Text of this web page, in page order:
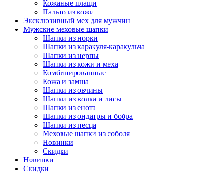
Кожаные плащи
Пальто из кожи
Эксклюзивный мех для мужчин
Мужские меховые шапки
Шапки из норки
Шапки из каракуля-каракульча
Шапки из нерпы
Шапки из кожи и меха
Комбинированные
Кожа и замша
Шапки из овчины
Шапки из волка и лисы
Шапки из енота
Шапки из ондатры и бобра
Шапки из песца
Меховые шапки из соболя
Новинки
Скидки
Новинки
Скидки